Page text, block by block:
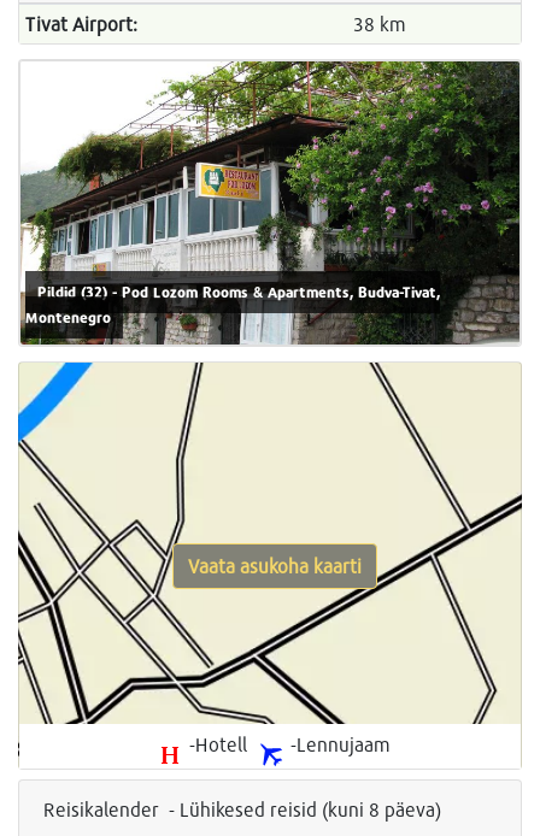
Tivat Airport: 38 km
Pildid (32) - Pod Lozom Rooms & Apartments, Budva-Tivat,
Montenegro
-Hotell -Lennujaam
Vaata asukoha kaarti
Reisikalender - Lühikesed reisid (kuni 8 päeva)